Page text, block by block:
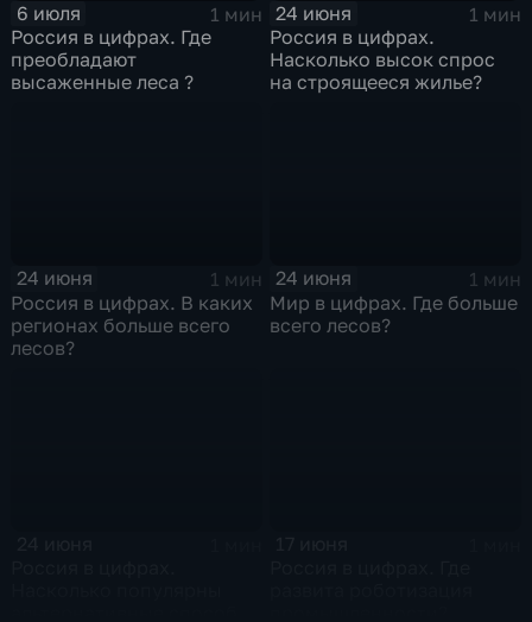
6 июля
1 мин
Россия в цифрах. Где
преобладают
высаженные леса ?
24 июня
1 мин
Россия в цифрах.
Насколько высок спрос
на строящееся жилье?
24 июня
1 мин
Россия в цифрах. В каких
регионах больше всего
лесов?
24 июня
1 мин
Мир в цифрах. Где больше
всего лесов?